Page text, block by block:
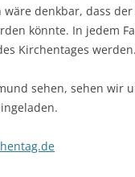
denkbar, dass
könnte. In jedem
Kirchentages werden.
sehen, sehen wir